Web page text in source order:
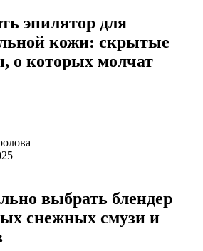
эпилятор для
кожи: скрытые
о которых молчат
выбрать блендер
снежных смузи и